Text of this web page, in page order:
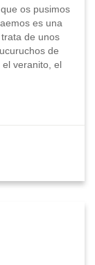
os pusimos
es una
de unos
de
el veranito, el